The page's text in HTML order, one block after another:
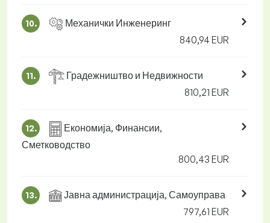
10.
Механички Инженеринг
840,94 EUR
11.
Градежништво и Недвижности
810,21 EUR
12.
Економија, Финансии,
Сметководство
800,43 EUR
13.
Јавна администрација, Самоуправа
797,61 EUR